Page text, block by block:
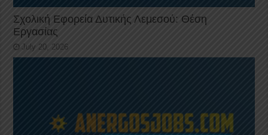
Σχολική Εφορεία Δυτικής Λεμεσού: Θέση
Εργασίας
July 20, 2026